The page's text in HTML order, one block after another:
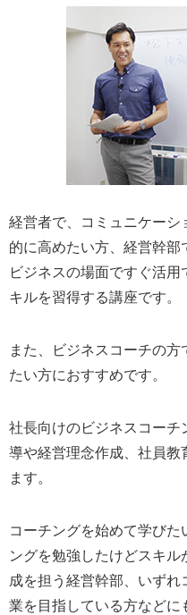
経営者で、コミュニケーシ
的に高めたい方、経営幹部
ビジネスの場面ですぐ活
キルを習得する講座です。
また、ビジネスコーチの
たい方におすすめです。
社長向けのビジネスコーチ
導や経営理念作成、社員教
ます。
コーチングを始めて学び
ングを勉強したけどスキ
成を担う経営幹部、いず
業を目指している方などに